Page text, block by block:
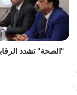
الأدوية
وسبل
مكافحة
إساءة
الاستخدام
"الصحة" تشدد